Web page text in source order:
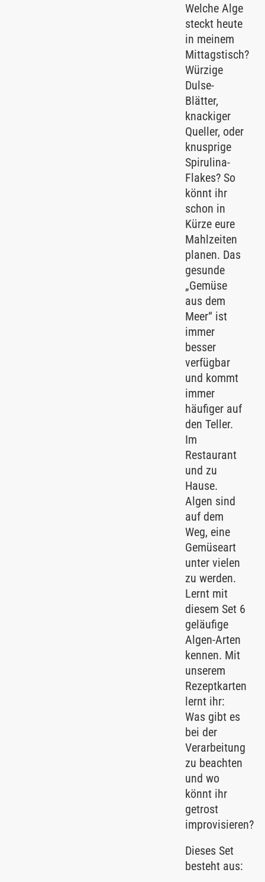
Welche Alge
steckt heute
in meinem
Mittagstisch?
Würzige
Dulse-
Blätter,
knackiger
Queller, oder
knusprige
Spirulina-
Flakes? So
könnt ihr
schon in
Kürze eure
Mahlzeiten
planen. Das
gesunde
„Gemüse
aus dem
Meer“ ist
immer
besser
verfügbar
und kommt
immer
häufiger auf
den Teller.
Im
Restaurant
und zu
Hause.
Algen sind
auf dem
Weg, eine
Gemüseart
unter vielen
zu werden.
Lernt mit
diesem Set 6
geläufige
Algen-Arten
kennen. Mit
unserem
Rezeptkarten
lernt ihr:
Was gibt es
bei der
Verarbeitung
zu beachten
und wo
könnt ihr
getrost
improvisieren?
Dieses Set
besteht aus: